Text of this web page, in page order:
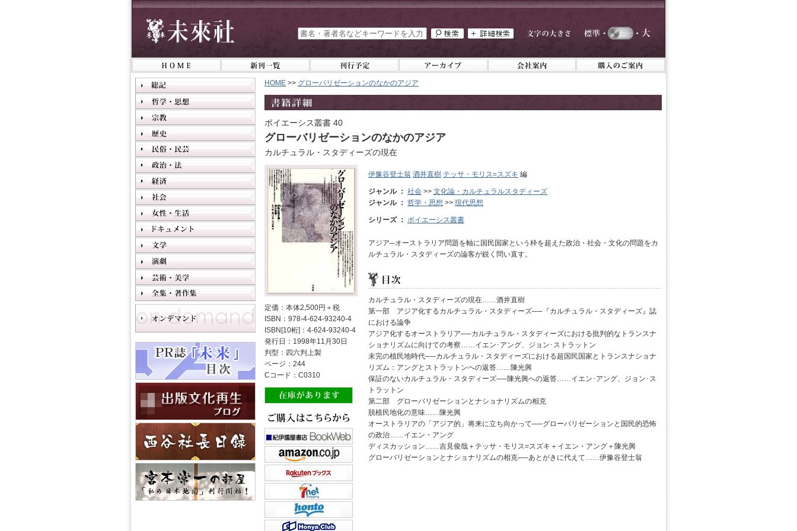
HOME >> グローバリゼーションのなかのアジア
ポイエーシス叢書 40
グローバリゼーションのなかのアジア
カルチュラル・スタディーズの現在
定価：本体2,500円＋税
ISBN：978-4-624-93240-4
ISBN[10桁]：4-624-93240-4
発行日：1998年11月30日
判型：四六判上製
ページ：244
Cコード：C0310
伊豫谷登士翁 酒井直樹 テッサ・モリス=スズキ 編
ジャンル ： 社会 >> 文化論・カルチュラルスタディーズ
ジャンル ： 哲学・思想 >> 現代思想
シリーズ ： ポイエーシス叢書
アジア─オーストラリア問題を軸に国民国家という枠を超えた政治・社会・文化の問題をカ
ルチュラル・スタディーズの論客が鋭く問い直す。
カルチュラル・スタディーズの現在……酒井直樹
第一部 アジア化するカルチュラル・スタディーズ──『カルチュラル・スタディーズ』誌
における論争
アジア化するオーストラリア──カルチュラル・スタディーズにおける批判的なトランスナ
ショナリズムに向けての考察……イエン･アング、ジョン･ストラットン
未完の植民地時代──カルチュラル・スタディーズにおける超国民国家とトランスナショナ
リズム：アングとストラットンへの返答……陳光興
保証のないカルチュラル・スタディーズ──陳光興への返答……イエン･アング、ジョン･ス
トラットン
第二部 グローバリゼーションとナショナリズムの相克
脱植民地化の意味……陳光興
オーストラリアの「アジア的」将来に立ち向かって──グローバリゼーションと国民的恐怖
の政治……イエン・アング
ディスカッション……吉見俊哉＋テッサ・モリス=スズキ＋イエン・アング＋陳光興
グローバリゼーションとナショナリズムの相克──あとがきに代えて……伊豫谷登士翁